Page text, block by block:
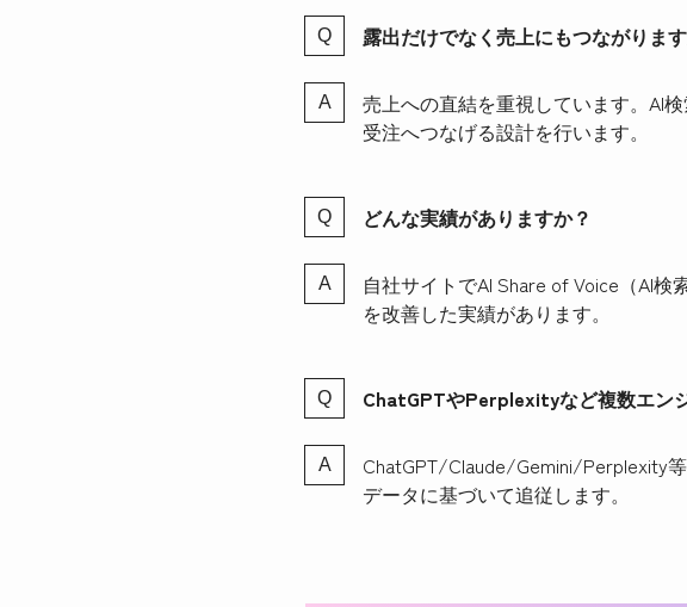
露出だけでなく売上にもつながりま
売上への直結を重視しています。AI
受注へつなげる設計を行います。
どんな実績がありますか？
自社サイトでAI Share of Voice（AI
を改善した実績があります。
ChatGPTやPerplexityなど複数エン
ChatGPT/Claude/Gemini/Perplexity
データに基づいて追従します。